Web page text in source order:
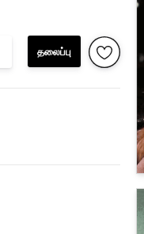
தலைப்பு